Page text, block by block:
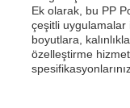
Ek olarak, bu PP
çeşitli uygulamalar
boyutlara,
özelleştirme